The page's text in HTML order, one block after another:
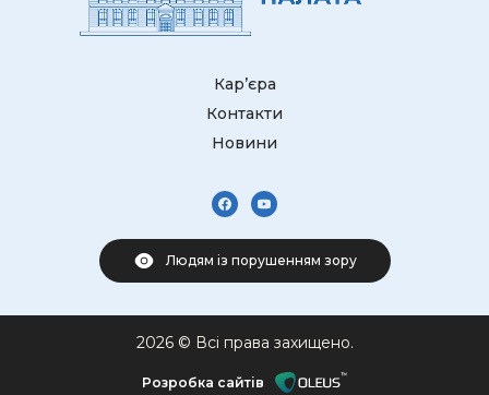
Кар’єра
Контакти
Новини
Людям із порушенням зору
2026 © Всі права захищено.
Розробка сайтів